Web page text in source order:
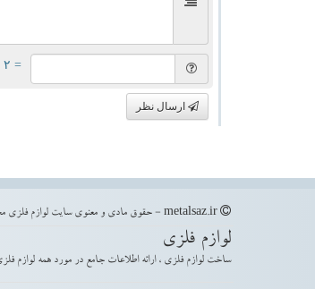
= ۲ بعلاوه ۱
ارسال نظر
لوازم فلزی
ساخت لوازم فلزی ، ارائه اطلاعات جامع در مورد همه لوازم